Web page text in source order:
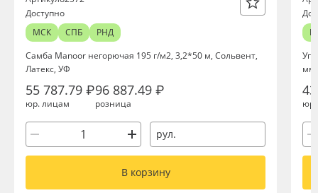
Доступно
МСК
СПБ
РНД
Самба Manoor негорючая 195 г/м2, 3,2*50 м, Сольвент,
Латекс, УФ
55 787.79 ₽
юр. лицам
96 887.49 ₽
розница
рул.
В корзину